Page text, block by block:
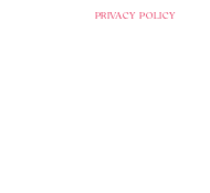
PRIVACY POLICY